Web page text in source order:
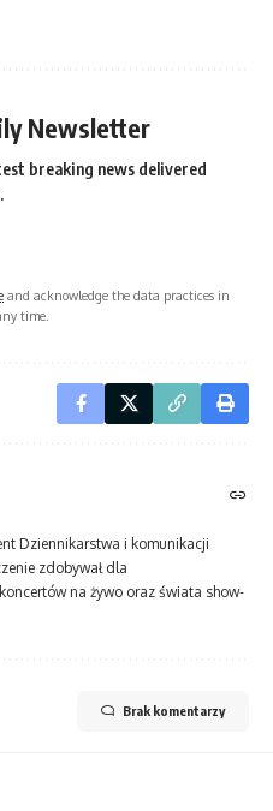
Newsletter
breaking news delivered
and acknowledge the data practices in
time.
Dziennikarstwa i komunikacji
zdobywał dla
na żywo oraz świata show-
Brak komentarzy